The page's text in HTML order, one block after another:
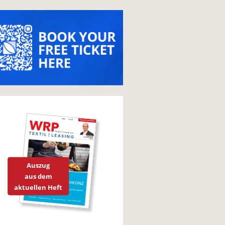
Auszug
aus dem
aktuellen Heft